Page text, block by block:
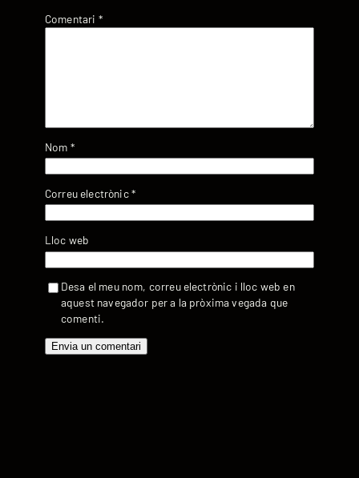
Comentari *
Nom *
Correu electrònic*
Lloc web
Desa el meu nom, correu electrònic i lloc web en
aquest navegador per a la pròxima vegada que
comenti.